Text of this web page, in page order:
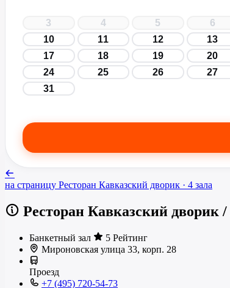
3
4 5 6
10
11 12 13
17
18 19 20
24
25 26 27
31
на страницу Ресторан Кавказский дворик · 4 зала
Ресторан Кавказский дворик /
Банкетный зал
5 Рейтинг
Мироновская улица 33, корп. 28
Проезд
+7 (495) 720-54-73